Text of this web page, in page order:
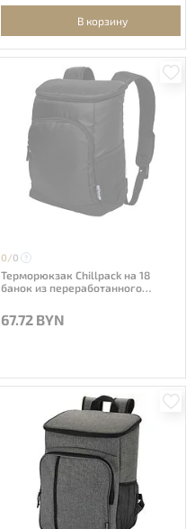
В корзину
0/0
Терморюкзак Chillpack на 18
банок из переработанного
16 л. - сплошной черный
67.72 BYN